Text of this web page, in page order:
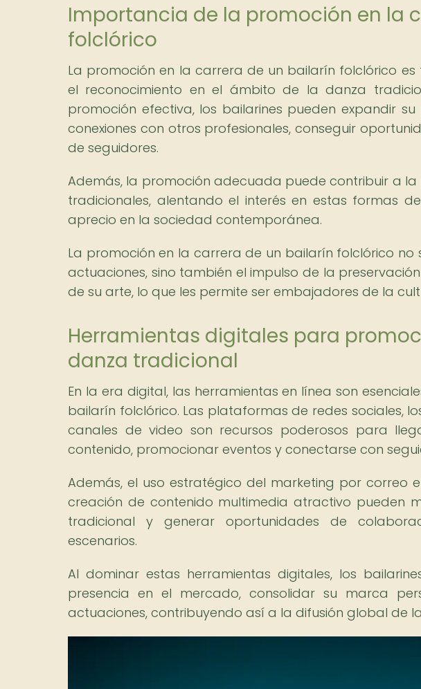
Importancia de la promoción en la
folclórico
La promoción en la carrera de un bailarín folclórico
el reconocimiento en el ámbito de la danza
promoción efectiva, los bailarines pueden expandir
conexiones con otros profesionales, conseguir
de seguidores.
Además, la promoción adecuada puede contribuir a
tradicionales, alentando el interés en estas formas
aprecio en la sociedad contemporánea.
La promoción en la carrera de un bailarín folclórico no
actuaciones, sino también el impulso de la
de su arte, lo que les permite ser embajadores de la
Herramientas digitales para
danza tradicional
En la era digital, las herramientas en línea son
bailarín folclórico. Las plataformas de redes sociales,
canales de video son recursos poderosos para
contenido, promocionar eventos y conectarse con
Además, el uso estratégico del marketing por correo
creación de contenido multimedia atractivo pueden
tradicional y generar oportunidades de
escenarios.
Al dominar estas herramientas digitales, los
presencia en el mercado, consolidar su marca
actuaciones, contribuyendo así a la difusión global de